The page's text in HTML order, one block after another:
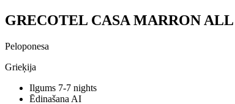
GRECOTEL CASA MARRON
Peloponesa
Grieķija
Ilgums 7-7 nights
Ēdinašana AI